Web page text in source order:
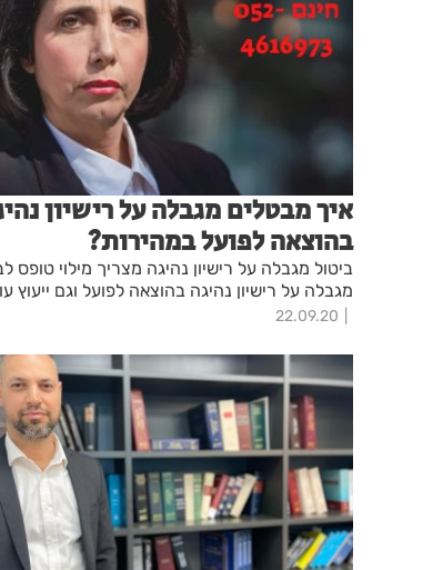
איך מבטלים מגבלה על רישיון
בהוצאה לפועל במהירות?
ביטול מגבלה על רישיון נהיגה מצריך מילוי טופס
מגבלה על רישיון נהיגה בהוצאה לפועל וגם ייעוץ
22.09.20